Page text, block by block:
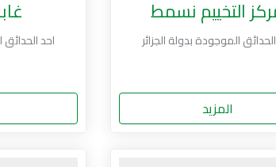
التخييم نسمط
الموجودة بدولة الجزائر
المزيد
احد الحدائق